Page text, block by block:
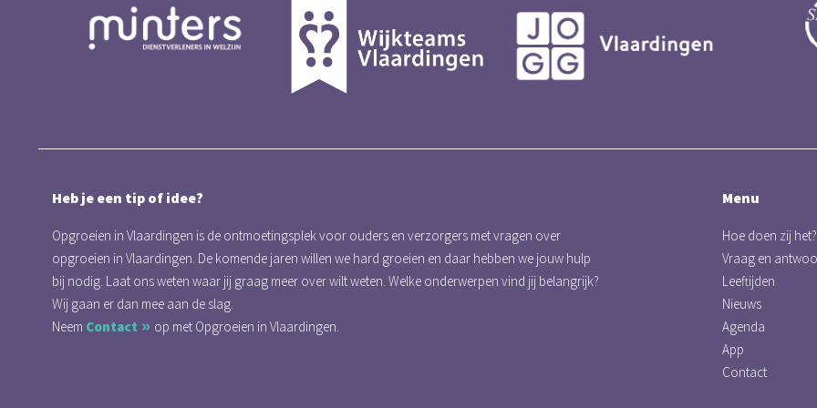
Heb je een tip of idee?
Opgroeien in Vlaardingen is de ontmoetingsplek voor ouders en verzorgers met vragen over
opgroeien in Vlaardingen. De komende jaren willen we hard groeien en daar hebben we jouw hulp
bij nodig. Laat ons weten waar jij graag meer over wilt weten. Welke onderwerpen vind jij belangrijk?
Wij gaan er dan mee aan de slag.
Neem Contact op met Opgroeien in Vlaardingen.
Menu
Hoe doen zij het?
Vraag en
Leeftijden
Nieuws
Agenda
App
Contact